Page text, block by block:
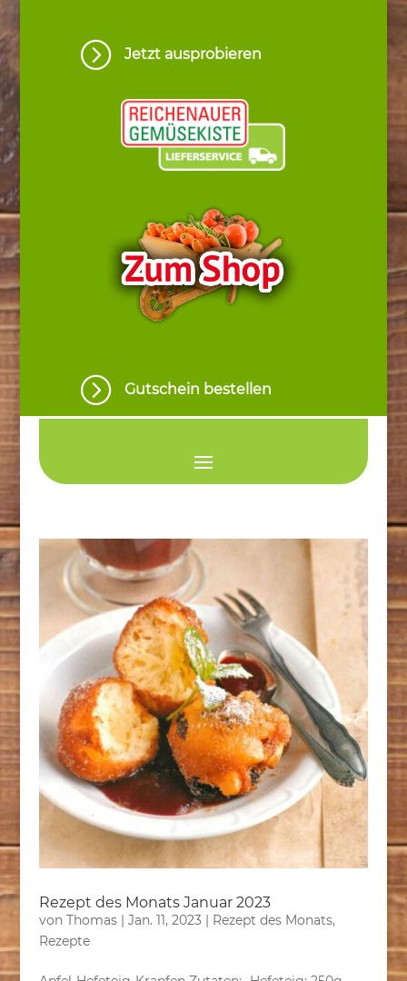
= Jetzt ausprobieren
= Gutschein bestellen
Rezept des Monats Januar 2023
von Thomas| Jan. 11, 2023 | Rezept des Monats,
Rezepte